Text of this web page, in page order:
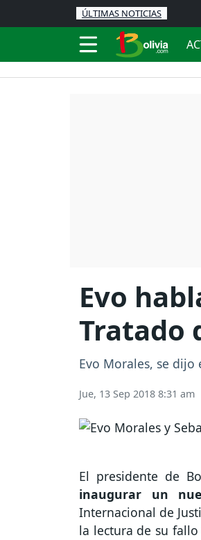
ÚLTIMAS NOTICIAS
Evo
Tratado
Evo Morales, se
Jue, 13 Sep 2018 8:31 am
El presidente de
inaugurar un
Internacional de
la lectura de su